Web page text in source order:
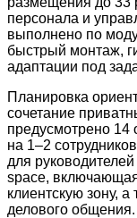
персонала и
выполнено по
быстрый монтаж,
адаптации под
Планировка
сочетание
предусмотрено 14
на 1–2
для
space,
клиентскую зону,
делового общения.